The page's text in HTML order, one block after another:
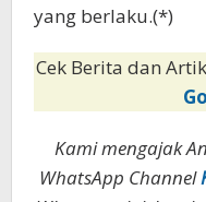
yang berlaku.(*)
Cek Berita dan
Kami mengajak
WhatsApp Channel